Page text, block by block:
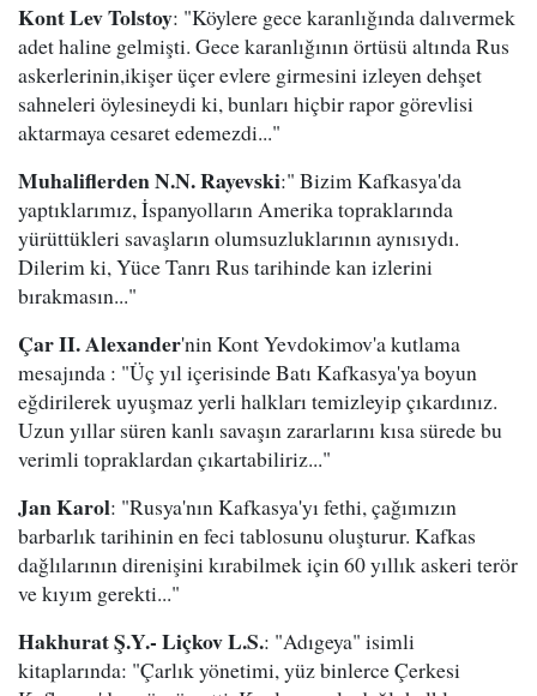
Kont Lev Tolstoy: "Köylere gece karanlığında dalıvermek
adet haline gelmişti. Gece karanlığının örtüsü altında Rus
askerlerinin,ikişer üçer evlere girmesini izleyen dehşet
sahneleri öylesineydi ki, bunları hiçbir rapor görevlisi
aktarmaya cesaret edemezdi..."
Muhaliflerden N.N. Rayevski:" Bizim Kafkasya'da
yaptıklarımız, İspanyolların Amerika topraklarında
yürüttükleri savaşların olumsuzluklarının aynısıydı.
Dilerim ki, Yüce Tanrı Rus tarihinde kan izlerini
bırakmasın..."
Çar II. Alexander'nin Kont Yevdokimov'a kutlama
mesajında : "Üç yıl içerisinde Batı Kafkasya'ya boyun
eğdirilerek uyuşmaz yerli halkları temizleyip çıkardınız.
Uzun yıllar süren kanlı savaşın zararlarını kısa sürede bu
verimli topraklardan çıkartabiliriz..."
Jan Karol: "Rusya'nın Kafkasya'yı fethi, çağımızın
barbarlık tarihinin en feci tablosunu oluşturur. Kafkas
dağlılarının direnişini kırabilmek için 60 yıllık askeri terör
ve kıyım gerekti..."
Hakhurat Ş.Y.- Liçkov L.S.: "Adıgeya" isimli
kitaplarında: "Çarlık yönetimi, yüz binlerce Çerkesi